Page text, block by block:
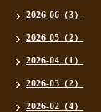
2026-06（3）
2026-05（2）
2026-04（1）
2026-03（2）
2026-02（4）